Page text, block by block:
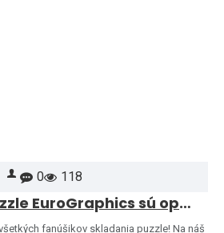
0 118
Obľúbené puzzle EuroGraphics sú opäť skladom – a ponuku sme rozšírili o ďalšie motívy!
fanúšikov skladania puzzle! Na náš